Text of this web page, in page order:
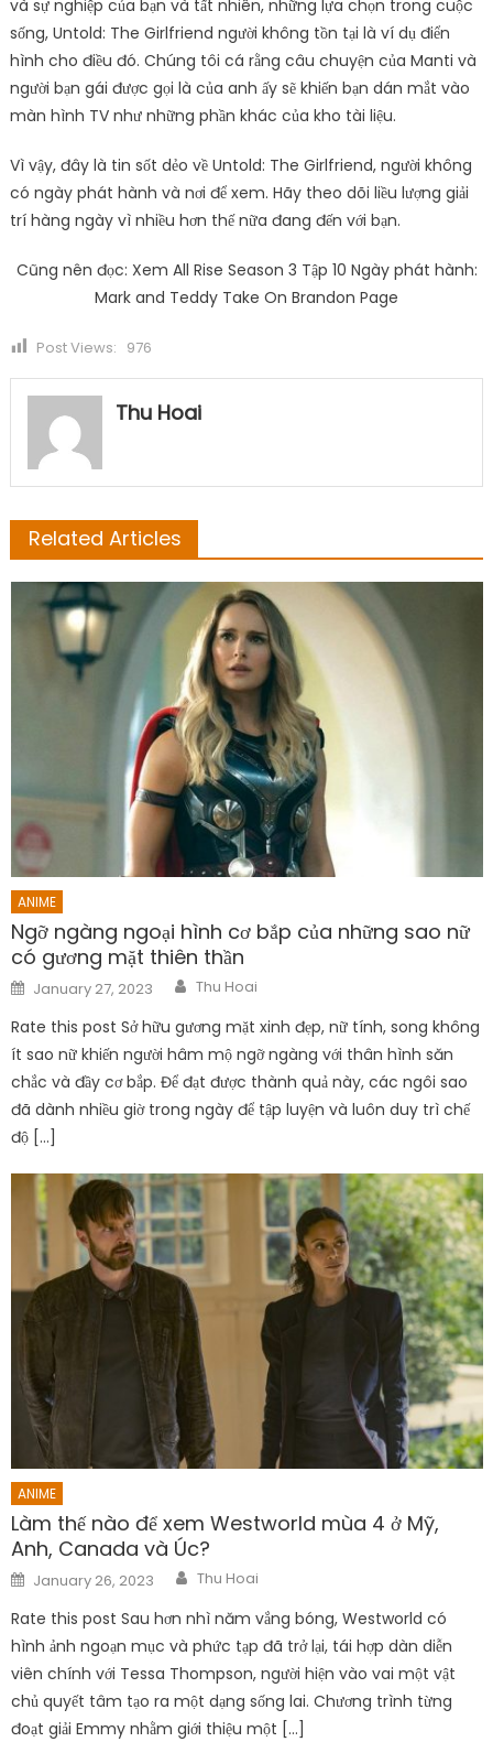
và sự nghiệp của bạn và tất nhiên, những lựa chọn trong cuộc
sống, Untold: The Girlfriend người không tồn tại là ví dụ điển
hình cho điều đó. Chúng tôi cá rằng câu chuyện của Manti và
người bạn gái được gọi là của anh ấy sẽ khiến bạn dán mắt vào
màn hình TV như những phần khác của kho tài liệu.
Vì vậy, đây là tin sốt dẻo về Untold: The Girlfriend, người không
có ngày phát hành và nơi để xem. Hãy theo dõi liều lượng giải
trí hàng ngày vì nhiều hơn thế nữa đang đến với bạn.
Cũng nên đọc: Xem All Rise Season 3 Tập 10 Ngày phát hành:
Mark and Teddy Take On Brandon Page
Post Views: 976
Thu Hoai
Related Articles
ANIME
Ngỡ ngàng ngoại hình cơ bắp của những sao nữ
có gương mặt thiên thần
Posted
on
January 27, 2023 Author
Thu Hoai
Rate this post Sở hữu gương mặt xinh đẹp, nữ tính, song không
ít sao nữ khiến người hâm mộ ngỡ ngàng với thân hình săn
chắc và đầy cơ bắp. Để đạt được thành quả này, các ngôi sao
đã dành nhiều giờ trong ngày để tập luyện và luôn duy trì chế
độ […]
ANIME
Làm thế nào để xem Westworld mùa 4 ở Mỹ,
Anh, Canada và Úc?
Posted
on
January 26, 2023 Author
Thu Hoai
Rate this post Sau hơn nhì năm vắng bóng, Westworld có
hình ảnh ngoạn mục và phức tạp đã trở lại, tái hợp dàn diễn
viên chính với Tessa Thompson, người hiện vào vai một vật
chủ quyết tâm tạo ra một dạng sống lai. Chương trình từng
đoạt giải Emmy nhằm giới thiệu một […]